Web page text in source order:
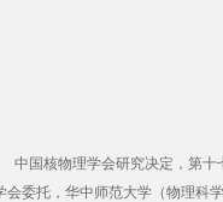
中国核物理学会研究决定，第十
会委托，华中师范大学（物理科